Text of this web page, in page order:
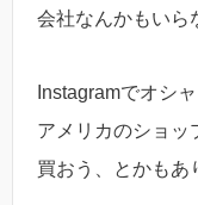
会社なんかもいら
Instagramでオシ
アメリカのショ
買おう、とかもあ